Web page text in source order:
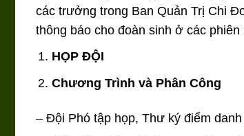
các trưởng trong Ban Quản Trị Chi
thông báo cho đoàn sinh ở các
HỌP ĐỘI
Chương Trình và Phân Công
– Đội Phó tập họp, Thư ký điểm danh